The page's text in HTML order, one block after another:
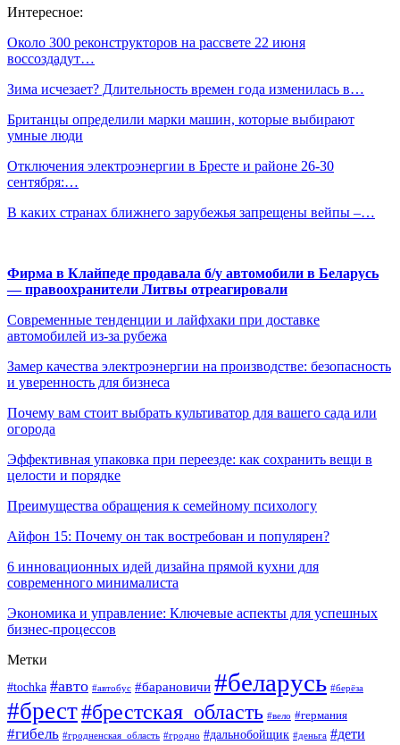
Интересное:
Около 300 реконструкторов на рассвете 22 июня
воссоздадут…
Зима исчезает? Длительность времен года изменилась в…
Британцы определили марки машин, которые выбирают
умные люди
Отключения электроэнергии в Бресте и районе 26-30
сентября:…
В каких странах ближнего зарубежья запрещены вейпы –…
Фирма в Клайпеде продавала б/у автомобили в Беларусь
— правоохранители Литвы отреагировали
Современные тенденции и лайфхаки при доставке
автомобилей из-за рубежа
Замер качества электроэнергии на производстве: безопасность
и уверенность для бизнеса
Почему вам стоит выбрать культиватор для вашего сада или
огорода
Эффективная упаковка при переезде: как сохранить вещи в
целости и порядке
Преимущества обращения к семейному психологу
Айфон 15: Почему он так востребован и популярен?
6 инновационных идей дизайна прямой кухни для
современного минималиста
Экономика и управление: Ключевые аспекты для успешных
бизнес-процессов
Метки
#tochka #авто #автобус #барановичи #беларусь #берёза
#брест#брестская_область #вело #германия
#гибель #гродненская_область #гродно #дальнобойщик #деньга #дети